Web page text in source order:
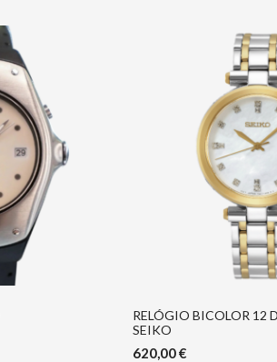
RELÓGIO BICOLOR 12
SEIKO
620,00€